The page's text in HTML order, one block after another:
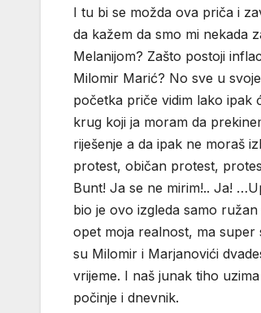
I tu bi se možda ova priča i
da kažem da smo mi nekada
Melanijom? Zašto postoji
Milomir Marić? No sve u
početka priče vidim lako ipak
krug koji ja moram da
riješenje a da ipak ne moraš
protest, običan protest,
Bunt! Ja se ne mirim!.. Ja!
bio je ovo izgleda samo
opet moja realnost, ma super
su Milomir i Marjanovići
vrijeme. I naš junak tiho
počinje i dnevnik.